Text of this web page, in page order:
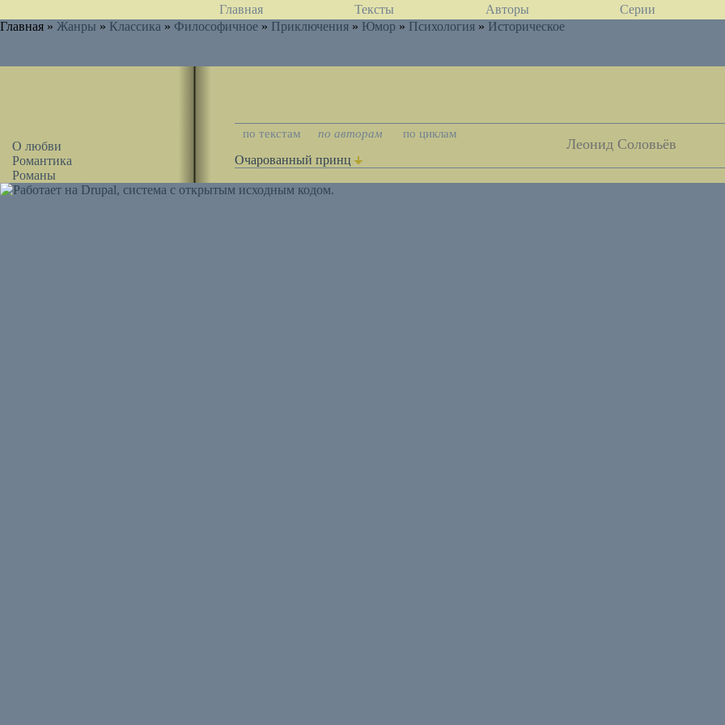
Главная Тексты Авторы Серии
Главная » Жанры » Классика » Философичное » Приключения » Юмор » Психология » Историческое
О любви
Романтика
Романы
по текстам по авторам по циклам
Леонид Соловьёв
Очарованный принц